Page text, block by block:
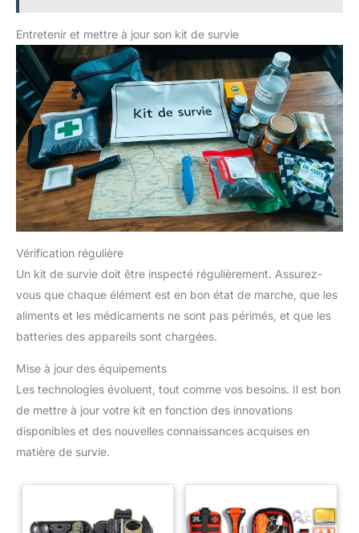
Entretenir et mettre à jour son kit de survie
Vérification régulière
Un kit de survie doit être inspecté régulièrement. Assurez-
vous que chaque élément est en bon état de marche, que les
aliments et les médicaments ne sont pas périmés, et que les
batteries des appareils sont chargées.
Mise à jour des équipements
Les technologies évoluent, tout comme vos besoins. Il est bon
de mettre à jour votre kit en fonction des innovations
disponibles et des nouvelles connaissances acquises en
matière de survie.